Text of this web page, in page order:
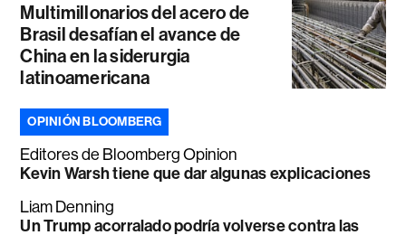
Multimillonarios del acero de
Brasil desafían el avance de
China en la siderurgia
latinoamericana
OPINIÓN BLOOMBERG
Editores de Bloomberg Opinion
Kevin Warsh tiene que dar algunas explicaciones
Liam Denning
Un Trump acorralado podría volverse contra las